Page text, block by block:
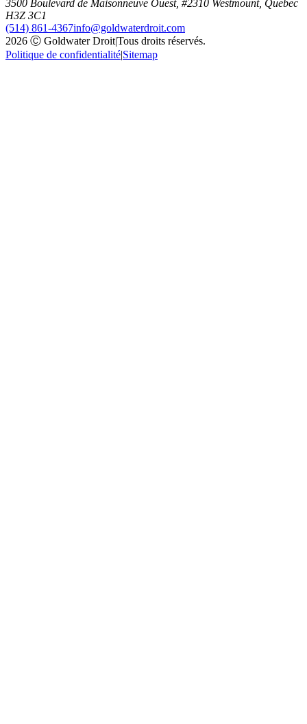
3500 Boulevard de Maisonneuve Ouest, #2310 Westmount, Quebec
H3Z 3C1
(514) 861-4367info@goldwaterdroit.com
2026 Ⓒ Goldwater Droit|Tous droits réservés.
Politique de confidentialité|Sitemap